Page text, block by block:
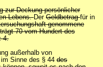
zur Deckung persönlicher
Lebens.Der Geldbetragfür in
genommene
70 vom Hundert des
4.
außerhalb von
Sinne des § 44 des